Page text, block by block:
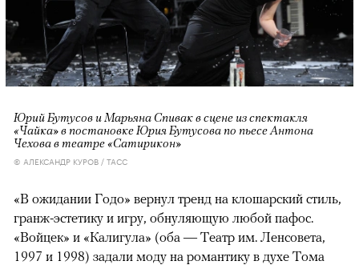
Юрий Бутусов и Марьяна Спивак в сцене из спектакля
«Чайка» в постановке Юрия Бутусова по пьесе Антона
Чехова в театре «Сатирикон»
© АЛЕКСАНДР КУРОВ / ТАСС
«В ожидании Годо» вернул тренд на клошарский стиль,
гранж-эстетику и игру, обнуляющую любой пафос.
«Войцек» и «Калигула» (оба — Театр им. Ленсовета,
1997 и 1998) задали моду на романтику в духе Тома